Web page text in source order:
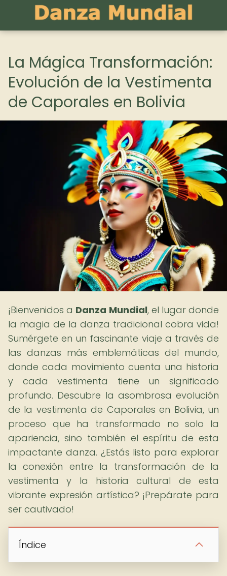
La Mágica Transformación:
Evolución de la Vestimenta
de Caporales en Bolivia
¡Bienvenidos a Danza Mundial, el lugar donde
la magia de la danza tradicional cobra vida!
Sumérgete en un fascinante viaje a través de
las danzas más emblemáticas del mundo,
donde cada movimiento cuenta una historia
y cada vestimenta tiene un significado
profundo. Descubre la asombrosa evolución
de la vestimenta de Caporales en Bolivia, un
proceso que ha transformado no solo la
apariencia, sino también el espíritu de esta
impactante danza. ¿Estás listo para explorar
la conexión entre la transformación de la
vestimenta y la historia cultural de esta
vibrante expresión artística? ¡Prepárate para
ser cautivado!
Índice